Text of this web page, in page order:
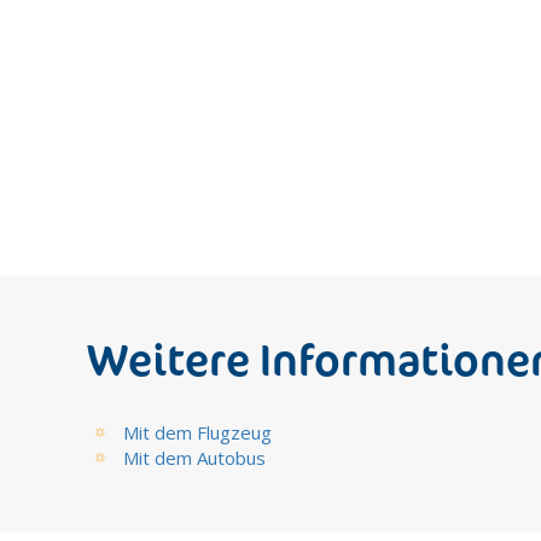
Weitere
Mit dem Flugzeug
Mit dem Autobus